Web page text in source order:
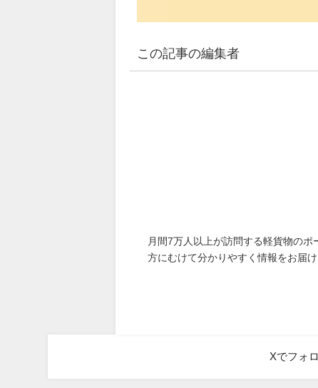
この記事の編集者
月間7万人以上が訪問する軽貨物の
方にむけて分かりやすく情報をお届け
Xでフォ